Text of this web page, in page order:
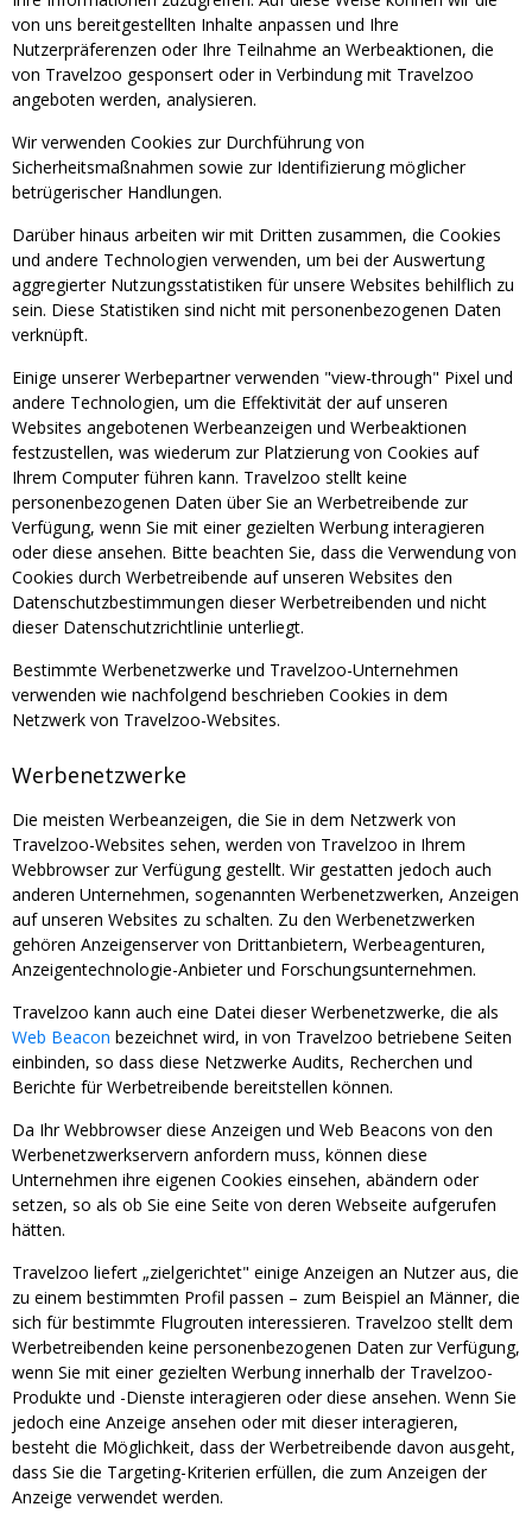
von uns bereitgestellten Inhalte anpassen und Ihre
Nutzerpräferenzen oder Ihre Teilnahme an Werbeaktionen, die
von Travelzoo gesponsert oder in Verbindung mit Travelzoo
angeboten werden, analysieren.
Wir verwenden Cookies zur Durchführung von
Sicherheitsmaßnahmen sowie zur Identifizierung möglicher
betrügerischer Handlungen.
Darüber hinaus arbeiten wir mit Dritten zusammen, die Cookies
und andere Technologien verwenden, um bei der Auswertung
aggregierter Nutzungsstatistiken für unsere Websites behilflich zu
sein. Diese Statistiken sind nicht mit personenbezogenen Daten
verknüpft.
Einige unserer Werbepartner verwenden "view-through" Pixel und
andere Technologien, um die Effektivität der auf unseren
Websites angebotenen Werbeanzeigen und Werbeaktionen
festzustellen, was wiederum zur Platzierung von Cookies auf
Ihrem Computer führen kann. Travelzoo stellt keine
personenbezogenen Daten über Sie an Werbetreibende zur
Verfügung, wenn Sie mit einer gezielten Werbung interagieren
oder diese ansehen. Bitte beachten Sie, dass die Verwendung von
Cookies durch Werbetreibende auf unseren Websites den
Datenschutzbestimmungen dieser Werbetreibenden und nicht
dieser Datenschutzrichtlinie unterliegt.
Bestimmte Werbenetzwerke und Travelzoo-Unternehmen
verwenden wie nachfolgend beschrieben Cookies in dem
Netzwerk von Travelzoo-Websites.
Werbenetzwerke
Die meisten Werbeanzeigen, die Sie in dem Netzwerk von
Travelzoo-Websites sehen, werden von Travelzoo in Ihrem
Webbrowser zur Verfügung gestellt. Wir gestatten jedoch auch
anderen Unternehmen, sogenannten Werbenetzwerken, Anzeigen
auf unseren Websites zu schalten. Zu den Werbenetzwerken
gehören Anzeigenserver von Drittanbietern, Werbeagenturen,
Anzeigentechnologie-Anbieter und Forschungsunternehmen.
Travelzoo kann auch eine Datei dieser Werbenetzwerke, die als
Web Beacon bezeichnet wird, in von Travelzoo betriebene Seiten
einbinden, so dass diese Netzwerke Audits, Recherchen und
Berichte für Werbetreibende bereitstellen können.
Da Ihr Webbrowser diese Anzeigen und Web Beacons von den
Werbenetzwerkservern anfordern muss, können diese
Unternehmen ihre eigenen Cookies einsehen, abändern oder
setzen, so als ob Sie eine Seite von deren Webseite aufgerufen
hätten.
Travelzoo liefert „zielgerichtet" einige Anzeigen an Nutzer aus, die
zu einem bestimmten Profil passen – zum Beispiel an Männer, die
sich für bestimmte Flugrouten interessieren. Travelzoo stellt dem
Werbetreibenden keine personenbezogenen Daten zur Verfügung,
wenn Sie mit einer gezielten Werbung innerhalb der Travelzoo-
Produkte und -Dienste interagieren oder diese ansehen. Wenn Sie
jedoch eine Anzeige ansehen oder mit dieser interagieren,
besteht die Möglichkeit, dass der Werbetreibende davon ausgeht,
dass Sie die Targeting-Kriterien erfüllen, die zum Anzeigen der
Anzeige verwendet werden.